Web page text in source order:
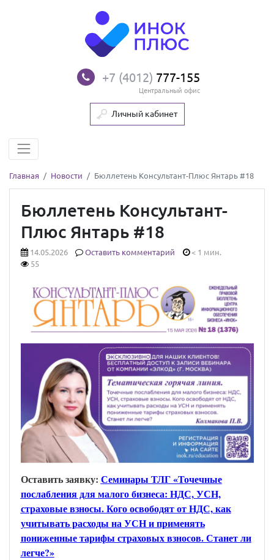
+7 (4012) 777-155
Центральный офис
Личный кабинет
Главная Новости Бюллетень Консультант-Плюс Янтарь #18
Бюллетень Консультант-
Плюс Янтарь #18
14.05.2026 Оставить комментарий
< 1 мин.
55
Оставить заявку: Семинары ТЛГ «Точечные
послабления для малого бизнеса: НДС, УСН,
страховые взносы. Кого освободят от НДС, как
учитывать расходы на УСН и применять
пониженные тарифы страховых взносов. Станет ли
легче?»